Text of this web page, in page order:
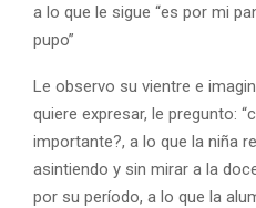
a lo que le sigue “es por mi
pupo”
Le observo su vientre e
quiere expresar, le pregunto:
importante?, a lo que la niña
asintiendo y sin mirar a la
por su período, a lo que la